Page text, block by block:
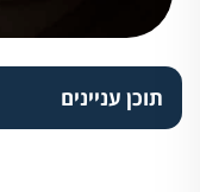
תוכן עניינים